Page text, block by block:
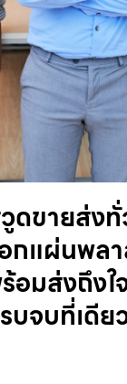
ดขายส่งทั่
กแผ่นพล
มส่งถึงใ
บจบที่เดี